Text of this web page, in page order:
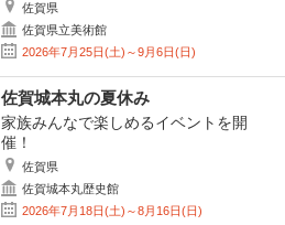
佐賀県
佐賀県立美術館
2026年7月25日(土)～9月6日(日)
佐賀城本丸の夏休み
家族みんなで楽しめるイベントを開
催！
佐賀県
佐賀城本丸歴史館
2026年7月18日(土)～8月16日(日)